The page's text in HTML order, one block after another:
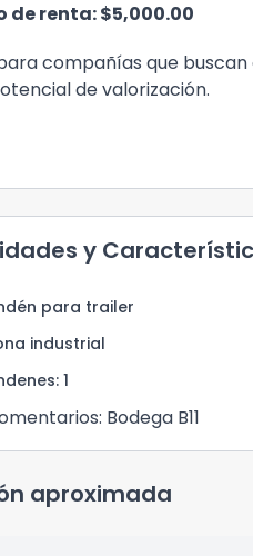
de renta: $5,000.00
compañías que
de valorización.
y
para trailer
industrial
: 1
: Bodega B11
aproximada